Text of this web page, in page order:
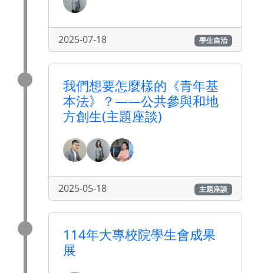
2025-07-18 學生自治
我們想要怎麼樣的《青年基
本法》？——公共參與和地
方創生(主題座談)
2025-05-18 主題座談
114年大專校院學生會成果
展